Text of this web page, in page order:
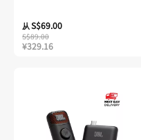
从S$69.00
S$89.00
¥329.16